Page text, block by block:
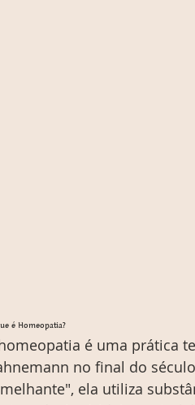
é Homeopatia?
é uma prática
no final do
ela utiliza